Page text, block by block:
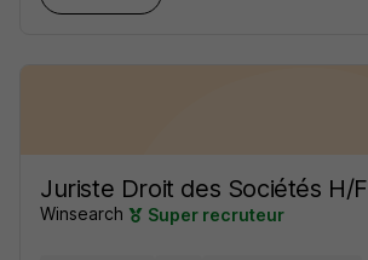
Juriste Droit des Sociétés H/F
Winsearch Super recruteur